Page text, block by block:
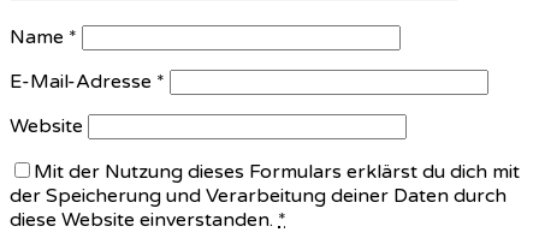
Name *
E-Mail-Adresse *
Website
Mit der Nutzung dieses Formulars erklärst du dich mit
der Speicherung und Verarbeitung deiner Daten durch
diese Website einverstanden. *